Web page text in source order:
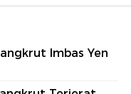
Imbas Yen